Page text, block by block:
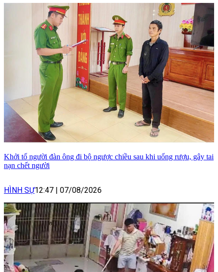
Khởi tố người đàn ông đi bộ ngược chiều sau khi uống rượu, gây tai
nạn chết người
HÌNH SỰ12:47 07/08/2026